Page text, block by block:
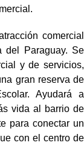
comercial
del Paraguay. Se
y de servicios,
gran reserva de
Ayudará a
vida al barrio de
para conectar un
con el centro de